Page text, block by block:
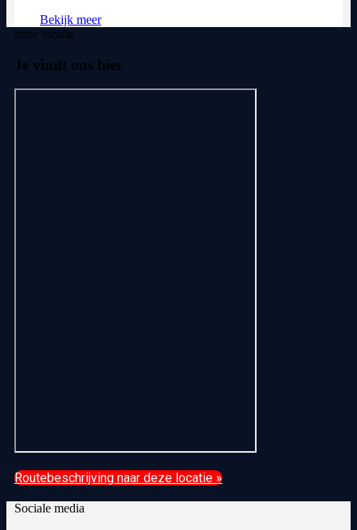
Bekijk meer
onze locatie
Je vindt ons hier
Routebeschrijving naar deze locatie »
Sociale media